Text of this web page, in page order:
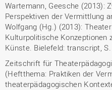
Wartemann, Geesche (2013):
Perspektiven der Vermittlung
Wolfgang (Hg.) (2013):
Kulturpolitische Konzeptionen
Künste. Bielefeld: transcript, S.
Zeitschrift für
(Heftthema: Praktiken der
theaterpädagogischen